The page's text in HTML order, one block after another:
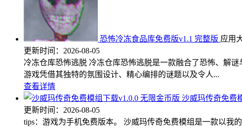
恐怖冷冻食品库免费版v1.1 完整版 应用
更新时间： 2026-08-05
冷冻仓库恐怖逃脱 冷冻仓库恐怖逃脱是一款融合了恐怖、解
游戏凭借其独特的氛围设计、精心编排的谜题以及令人...
查看详情
沙威玛传奇免费
更新时间： 2026-08-05
tips：游戏为手机免费版本。 沙威玛传奇免费模组是一款以我